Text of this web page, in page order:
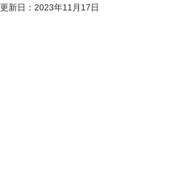
更新日： 2023年11月17日